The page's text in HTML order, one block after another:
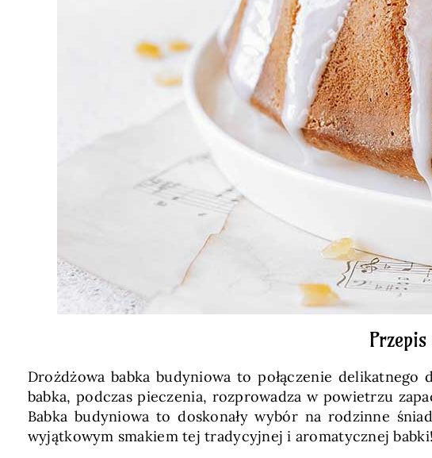
Drożdżowa babka budyniowa to połączenie
babka, podczas pieczenia, rozprowadza w powietrzu
Babka budyniowa to doskonały wybór na rodzinne
wyjątkowym smakiem tej tradycyjnej i aromatycznej babki!